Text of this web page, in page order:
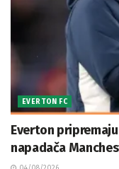
EVERTON FC
Everton
napadača